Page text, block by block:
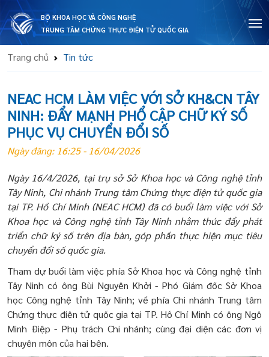
BỘ KHOA HỌC VÀ CÔNG NGHỆ
TRUNG TÂM CHỨNG THỰC ĐIỆN TỬ QUỐC GIA
Trang chủ Tin tức
NEAC HCM LÀM VIỆC VỚI SỞ KH&CN TÂY
NINH: ĐẨY MẠNH PHỔ CẬP CHỮ KÝ SỐ
PHỤC VỤ CHUYỂN ĐỔI SỐ
Ngày đăng: 16:25 - 16/04/2026
Ngày 16/4/2026, tại trụ sở Sở Khoa học và Công nghệ tỉnh
Tây Ninh, Chi nhánh Trung tâm Chứng thực điện tử quốc gia
tại TP. Hồ Chí Minh (NEAC HCM) đã có buổi làm việc với Sở
Khoa học và Công nghệ tỉnh Tây Ninh nhằm thúc đẩy phát
triển chữ ký số trên địa bàn, góp phần thực hiện mục tiêu
chuyển đổi số quốc gia.
Tham dự buổi làm việc phía Sở Khoa học và Công nghệ tỉnh
Tây Ninh có ông Bùi Nguyên Khởi - Phó Giám đốc Sở Khoa
học Công nghệ tỉnh Tây Ninh; về phía Chi nhánh Trung tâm
Chứng thực điện tử quốc gia tại TP. Hồ Chí Minh có ông Ngô
Minh Điệp - Phụ trách Chi nhánh; cùng đại diện các đơn vị
chuyên môn của hai bên.